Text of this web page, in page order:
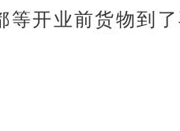
开业前货物到